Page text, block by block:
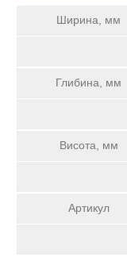
Ширина, мм
Глибина, мм
Висота, мм
Артикул